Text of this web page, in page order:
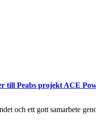
till Peabs projekt ACE
och ett gott samarbete